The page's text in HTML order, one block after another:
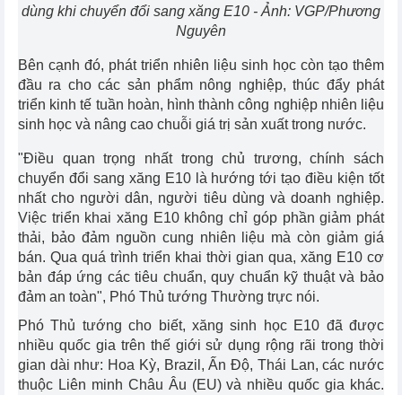
dùng khi chuyển đổi sang xăng E10 - Ảnh: VGP/Phương
Nguyên
Bên cạnh đó, phát triển nhiên liệu sinh học còn tạo thêm
đầu ra cho các sản phẩm nông nghiệp, thúc đẩy phát
triển kinh tế tuần hoàn, hình thành công nghiệp nhiên liệu
sinh học và nâng cao chuỗi giá trị sản xuất trong nước.
"Điều quan trọng nhất trong chủ trương, chính sách
chuyển đổi sang xăng E10 là hướng tới tạo điều kiện tốt
nhất cho người dân, người tiêu dùng và doanh nghiệp.
Việc triển khai xăng E10 không chỉ góp phần giảm phát
thải, bảo đảm nguồn cung nhiên liệu mà còn giảm giá
bán. Qua quá trình triển khai thời gian qua, xăng E10 cơ
bản đáp ứng các tiêu chuẩn, quy chuẩn kỹ thuật và bảo
đảm an toàn", Phó Thủ tướng Thường trực nói.
Phó Thủ tướng cho biết, xăng sinh học E10 đã được
nhiều quốc gia trên thế giới sử dụng rộng rãi trong thời
gian dài như: Hoa Kỳ, Brazil, Ấn Độ, Thái Lan, các nước
thuộc Liên minh Châu Âu (EU) và nhiều quốc gia khác.